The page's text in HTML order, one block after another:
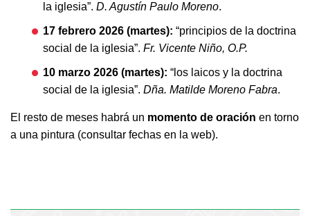
la iglesia”. D. Agustín Paulo Moreno.
17 febrero 2026 (martes): “principios de la doctrina
social de la iglesia”. Fr. Vicente Niño, O.P.
10 marzo 2026 (martes): “los laicos y la doctrina
social de la iglesia”. Dña. Matilde Moreno Fabra.
El resto de meses habrá un momento de oración en torno
a una pintura (consultar fechas en la web).